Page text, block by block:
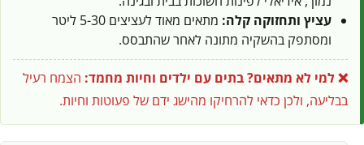
עציץ ותחזוקה קלה:
מתאים מאוד לעציצים 5-30 ליטר
ומסתפק בהשקיה מתונה לאחר שהתבסס.
❌ למי לא מתאים?בתים עם ילדים וחיות מחמד: הצמח רעיל
בבליעה, ולכן כדאי להרחיקו מהישג ידם של פעוטות וחיות.